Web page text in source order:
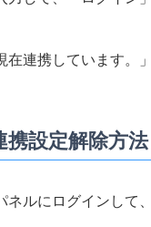
在連携しています。
設定解除方法
ネルにログインして、